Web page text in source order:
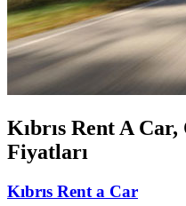
Kıbrıs Rent A
Fiyatları
Kıbrıs Rent a Car